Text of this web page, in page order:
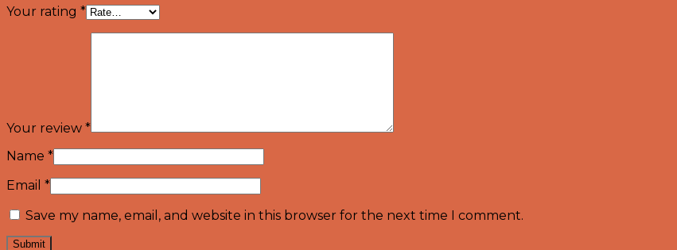
Your rating *
Your review *
Name *
Email *
Save my name, email, and website in this browser for the next time I comment.